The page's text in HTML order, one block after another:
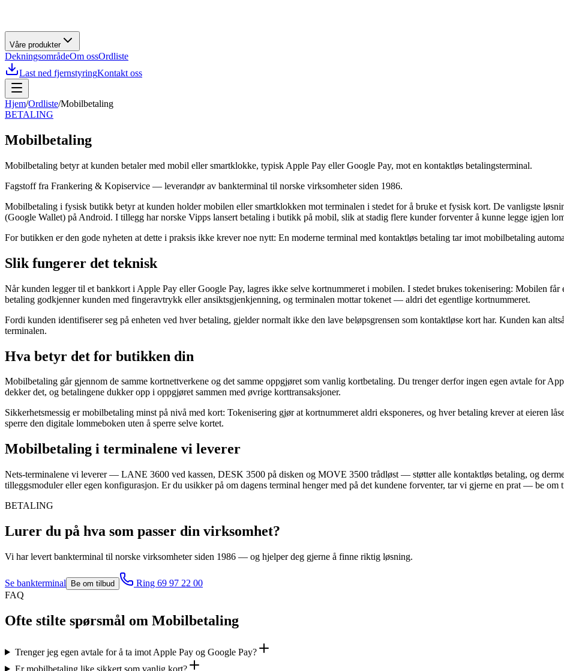
Våre produkter
DekningsområdeOm ossOrdliste
Last ned fjernstyringKontakt oss
Hjem/Ordliste/Mobilbetaling
BETALING
Mobilbetaling
Mobilbetaling betyr at kunden betaler med mobil eller smartklokke, typisk Apple Pay eller Google Pay, mot en kontaktløs betalingsterminal.
Fagstoff fra Frankering & Kopiservice — leverandør av bankterminal til norske virksomheter siden 1986.
Mobilbetaling i fysisk butikk betyr at kunden holder mobilen eller smartklokken mot terminalen i stedet for å bruke et fysisk kort. De vanligste
(Google Wallet) på Android. I tillegg har norske Vipps lansert betaling i butikk på mobil, slik at stadig flere kunder forventer å kunne legge igjen
For butikken er den gode nyheten at dette i praksis ikke krever noe nytt: En moderne terminal med kontaktløs betaling tar imot mobilbetaling
Slik fungerer det teknisk
Når kunden legger til et bankkort i Apple Pay eller Google Pay, lagres ikke selve kortnummeret i mobilen. I stedet brukes tokenisering: Mobilen får
betaling godkjenner kunden med fingeravtrykk eller ansiktsgjenkjenning, og terminalen mottar tokenet — aldri det egentlige kortnummeret.
Fordi kunden identifiserer seg på enheten ved hver betaling, gjelder normalt ikke den lave beløpsgrensen som kontaktløse kort har. Kunden kan
terminalen.
Hva betyr det for butikken din
Mobilbetaling går gjennom de samme kortnettverkene og det samme oppgjøret som vanlig kortbetaling. Du trenger derfor ingen egen avtale for
dekker det, og betalingene dukker opp i oppgjøret sammen med øvrige korttransaksjoner.
Sikkerhetsmessig er mobilbetaling minst på nivå med kort: Tokenisering gjør at kortnummeret aldri eksponeres, og hver betaling krever at eieren
sperre den digitale lommeboken uten å sperre selve kortet.
Mobilbetaling i terminalene vi leverer
Nets-terminalene vi leverer — LANE 3600 ved kassen, DESK 3500 på disken og MOVE 3500 trådløst — støtter alle kontaktløs betaling, og
tilleggsmoduler eller egen konfigurasjon. Er du usikker på om dagens terminal henger med på det kundene forventer, tar vi gjerne en prat — be om
BETALING
Lurer du på hva som passer din virksomhet?
Vi har levert bankterminal til norske virksomheter siden 1986 — og hjelper deg gjerne å finne riktig løsning.
Se bankterminal Be om tilbud
Ring 69 97 22 00
FAQ
Ofte stilte spørsmål om Mobilbetaling
Trenger jeg egen avtale for å ta imot Apple Pay og Google Pay?
Er mobilbetaling like sikkert som vanlig kort?